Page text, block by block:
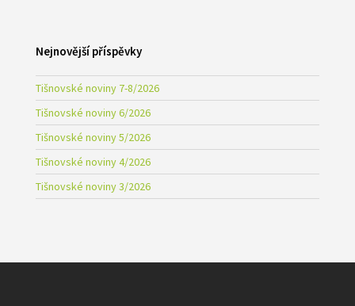
Nejnovější příspěvky
Tišnovské noviny 7-8/2026
Tišnovské noviny 6/2026
Tišnovské noviny 5/2026
Tišnovské noviny 4/2026
Tišnovské noviny 3/2026